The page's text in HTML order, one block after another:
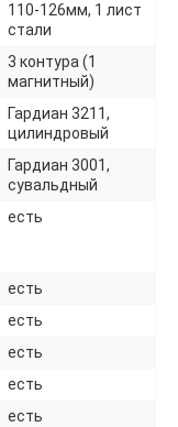
110-126мм, 1 лист
стали
3 контура (1
магнитный)
Гардиан 3211,
цилиндровый
Гардиан 3001,
сувальдный
есть
есть
есть
есть
есть
есть